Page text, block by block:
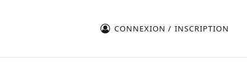
CONNEXION / INSCRIPTION